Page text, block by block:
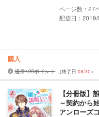
27
配信日：2019/
購入
通常120ポイント （終了日:08/30）
【分冊版】
～契約から
アンローズ